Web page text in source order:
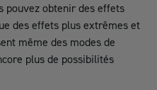
pouvez obtenir des effets
des effets plus extrêmes et
même des modes de
plus de possibilités